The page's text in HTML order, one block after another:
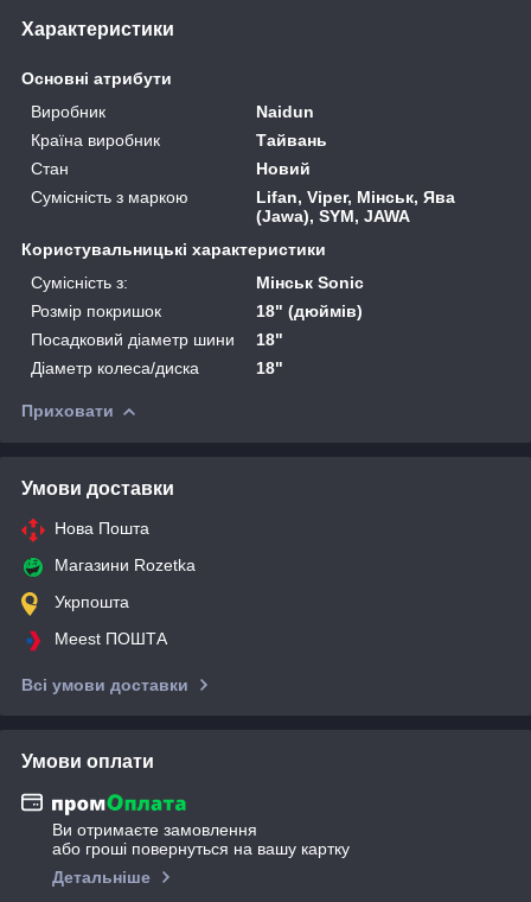
Характеристики
Основні атрибути
Виробник
Naidun
Країна виробник
Тайвань
Стан
Новий
Сумісність з маркою
Lifan, Viper, Мінськ, Ява
(Jawa), SYM, JAWA
Користувальницькі характеристики
Сумісність з:
Мінськ Sonic
Розмір покришок
18" (дюймів)
Посадковий діаметр шини
18"
Діаметр колеса/диска
18"
Приховати
Умови доставки
Нова Пошта
Магазини Rozetka
Укрпошта
Meest ПОШТА
Всі умови доставки
Умови оплати
Ви отримаєте замовлення
або гроші повернуться на вашу картку
Детальніше